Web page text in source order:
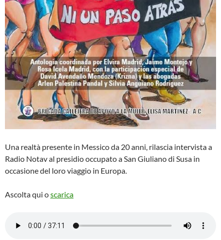
Una realtà presente in Messico da 20 anni, rilascia intervista a
Radio Notav al presidio occupato a San Giuliano di Susa in
occasione del loro viaggio in Europa.
Ascolta qui oscarica